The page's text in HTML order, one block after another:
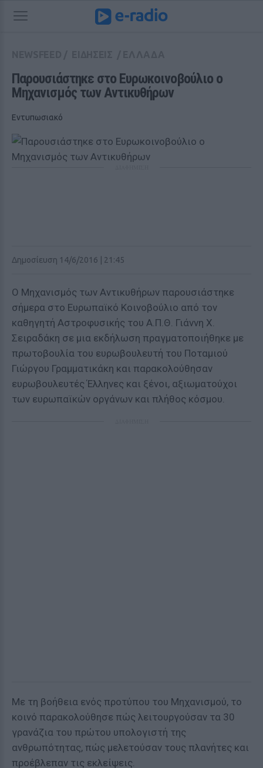
Παρουσιάστηκε στο Ευρωκοινοβούλιο ο
Μηχανισμός των Αντικυθήρων
Εντυπωσιακό
Δημοσίευση 14/6/2016 | 21:45
Ο Μηχανισμός των Αντικυθήρων παρουσιάστηκε
σήμερα στο Ευρωπαϊκό Κοινοβούλιο από τον
καθηγητή Αστροφυσικής του Α.Π.Θ. Γιάννη Χ.
Σειραδάκη σε μια εκδήλωση πραγματοποιήθηκε με
πρωτοβουλία του ευρωβουλευτή του Ποταμιού
Γιώργου Γραμματικάκη και παρακολούθησαν
ευρωβουλευτές Έλληνες και ξένοι, αξιωματούχοι
των ευρωπαϊκών οργάνων και πλήθος κόσμου.
Με τη βοήθεια ενός προτύπου του Μηχανισμού, το
κοινό παρακολούθησε πώς λειτουργούσαν τα 30
γρανάζια του πρώτου υπολογιστή της
ανθρωπότητας, πώς μελετούσαν τους πλανήτες και
προέβλεπαν τις εκλείψεις.